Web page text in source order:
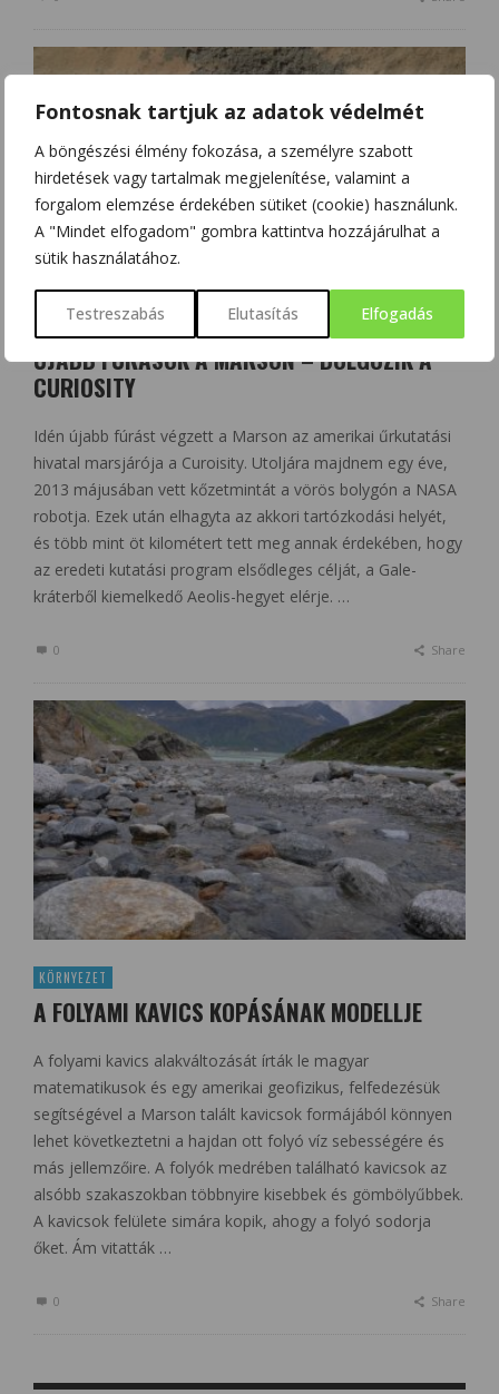
Fontosnak tartjuk az adatok védelmét
A böngészési élmény fokozása, a személyre szabott
hirdetések vagy tartalmak megjelenítése, valamint a
forgalom elemzése érdekében sütiket (cookie) használunk.
A "Mindet elfogadom" gombra kattintva hozzájárulhat a
sütik használatához.
Testreszabás Elutasítás Elfogadás
UNIVERZUM
ÚJABB FÚRÁSOK A MARSON – DOLGOZIK A
CURIOSITY
Idén újabb fúrást végzett a Marson az amerikai űrkutatási
hivatal marsjárója a Curoisity. Utoljára majdnem egy éve,
2013 májusában vett kőzetmintát a vörös bolygón a NASA
robotja. Ezek után elhagyta az akkori tartózkodási helyét,
és több mint öt kilométert tett meg annak érdekében, hogy
az eredeti kutatási program elsődleges célját, a Gale-
kráterből kiemelkedő Aeolis-hegyet elérje. …
0 Share
KÖRNYEZET
A FOLYAMI KAVICS KOPÁSÁNAK MODELLJE
A folyami kavics alakváltozását írták le magyar
matematikusok és egy amerikai geofizikus, felfedezésük
segítségével a Marson talált kavicsok formájából könnyen
lehet következtetni a hajdan ott folyó víz sebességére és
más jellemzőire. A folyók medrében található kavicsok az
alsóbb szakaszokban többnyire kisebbek és gömbölyűbbek.
A kavicsok felülete simára kopik, ahogy a folyó sodorja
őket. Ám vitatták …
0 Share